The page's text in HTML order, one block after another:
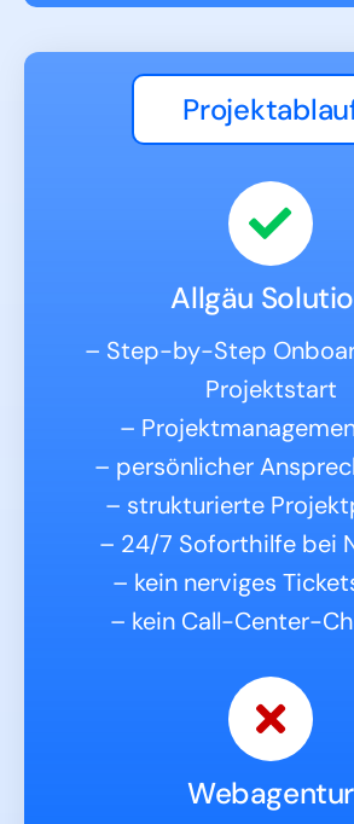
Allgäu
– Step-by-Step
Projektstart
–
– persönlicher
– strukturierte
– 24/7 Soforthilfe bei
– kein nerviges
– kein Call-Center-
Webagentur